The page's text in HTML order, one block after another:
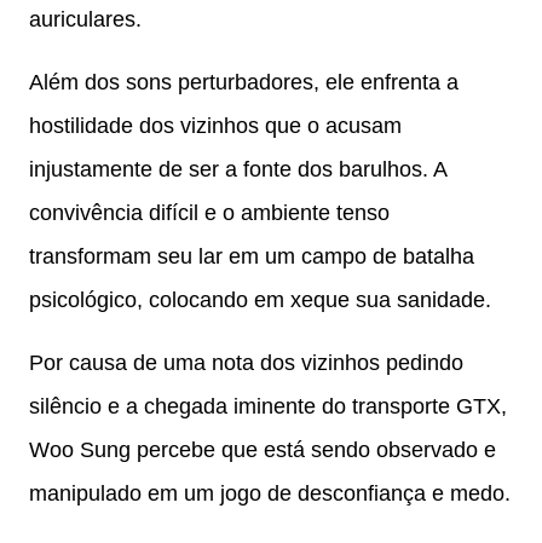
auriculares.
Além dos sons perturbadores, ele enfrenta a
hostilidade dos vizinhos que o acusam
injustamente de ser a fonte dos barulhos. A
convivência difícil e o ambiente tenso
transformam seu lar em um campo de batalha
psicológico, colocando em xeque sua sanidade.
Por causa de uma nota dos vizinhos pedindo
silêncio e a chegada iminente do transporte GTX,
Woo Sung percebe que está sendo observado e
manipulado em um jogo de desconfiança e medo.